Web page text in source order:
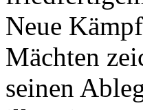
Neue
Mächten
seinen